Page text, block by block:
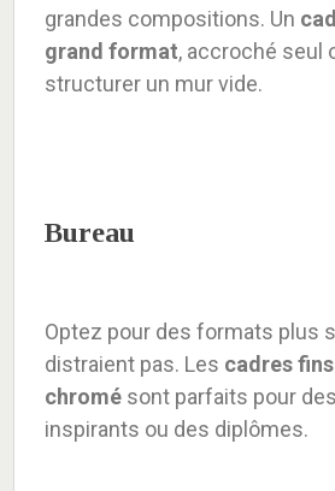
grandes compositions. Un
grand format, accroché seul
structurer un mur vide.
Bureau
Optez pour des formats plus
distraient pas. Les cadres
chromé sont parfaits pour
inspirants ou des diplômes.